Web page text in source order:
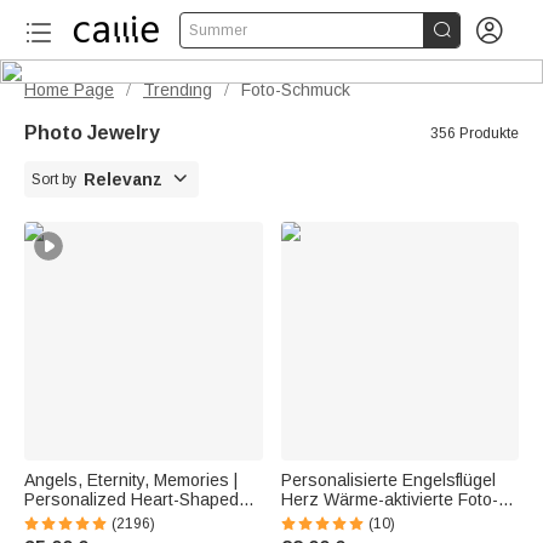
Summer  
Home Page / Trending / Foto-Schmuck
Photo Jewelry 356 Produkte
Sort by Relevanz 
Angels, Eternity, Memories |
Personalized Heart-Shaped
Angel Wings Necklace with
Photo Medallion | Jewelry |
(2196)
Personalisierte Engelsflügel
Herz Wärme-aktivierte Foto-
Armband mit eingraviertem
Text Sympathie Memorial
(10)